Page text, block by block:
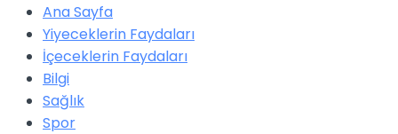
Ana Sayfa
Yiyeceklerin Faydaları
İçeceklerin Faydaları
Bilgi
Sağlık
Spor